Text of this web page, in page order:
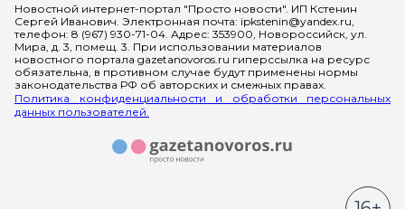
Новостной интернет-портал "Просто новости". ИП Кстенин
Сергей Иванович. Электронная почта: ipkstenin@yandex.ru,
телефон: 8 (967) 930-71-04. Адрес: 353900, Новороссийск, ул.
Мира, д. 3, помещ. 3. При использовании материалов
новостного портала gazetanovoros.ru гиперссылка на ресурс
обязательна, в противном случае будут применены нормы
законодательства РФ об авторских и смежных правах.
Политика конфиденциальности и обработки персональных
данных пользователей.